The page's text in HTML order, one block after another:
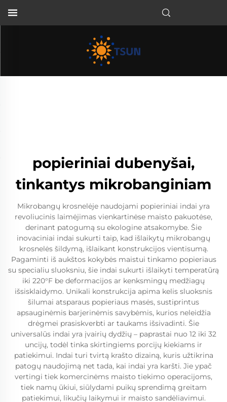
popieriniai dubenyšai,
tinkantys mikrobanginiam
Mikrobangų krosnelėje naudojami popieriniai indai yra
revoliucinis laimėjimas vienkartinėse maisto pakuotėse,
derinant patogumą su ekologine atsakomybe. Šie
inovaciniai indai sukurti taip, kad išlaikytų mikrobangų
krosnelės šildymą, išlaikant konstrukcijos vientisumą.
Pagaminti iš aukštos kokybės maistui tinkamo popieriaus
su specialiu sluoksniu, šie indai sukurti išlaikyti temperatūrą
iki 220°F be deformacijos ar kenksmingų medžiagų
išsisklaidymo. Unikali konstrukcija apima kelis sluoksnis
šilumai atsparaus popieriaus masės, sustiprintus
apsauginėmis barjerinėmis savybėmis, kurios neleidžia
drėgmei prasiskverbti ar taukams išsivadinti. Šie
universalūs indai yra įvairių dydžių – paprastai nuo 12 iki 32
uncijų, todėl tinka skirtingiems porcijų kiekiams ir
patiekimui. Indai turi tvirtą krašto dizainą, kuris užtikrina
patogų naudojimą net tada, kai indai yra karšti. Jie ypač
vertingi tiek komercinėms maisto tiekimo operacijoms,
tiek namų ūkiui, siūlydami puikų sprendimą greitam
patiekimui, likučių laikymui ir maisto sandėliavimui.